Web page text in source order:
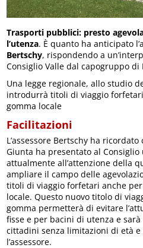
Trasporti pubblici: presto
l’utenza. È quanto ha anticipato
Bertschy, rispondendo a
Consiglio Valle dal capogruppo di
Una legge regionale, allo studio
introdurrà titoli di viaggio
gomma locale
Facilitazioni
L’assessore Bertschy ha
Giunta ha presentato al
attualmente all’attenzione della
ampliare il campo delle
titoli di viaggio forfetari anche
locale. Questo nuovo titolo di
gomma permetterà di evitare
fisse e per bacini di utenza e
cittadini senza limitazioni di età
l’assessore.